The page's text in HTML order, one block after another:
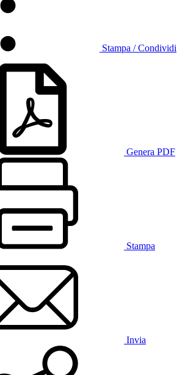
Stampa / Condividi
Genera PDF
Stampa
Invia